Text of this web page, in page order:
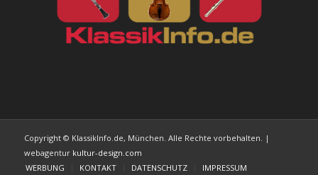
Copyright © KlassikInfo.de, München. Alle Rechte vorbehalten. |
webagentur kultur-design.com
WERBUNG
KONTAKT DATENSCHUTZ IMPRESSUM